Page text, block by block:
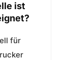
ist
für